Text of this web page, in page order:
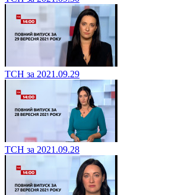
ТСН за 2021.09.29
ТСН за 2021.09.28